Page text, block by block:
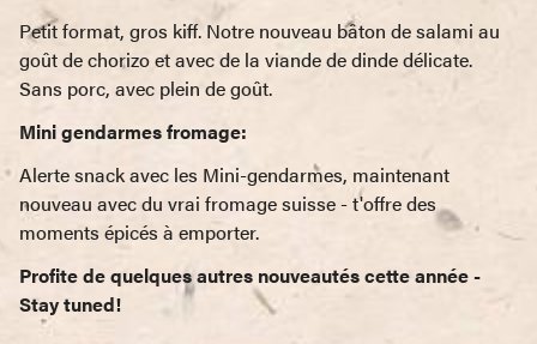
Petit format, gros kiff. Notre nouveau bâton de salami au
goût de chorizo et avec de la viande de dinde délicate.
Sans porc, avec plein de goût.
Mini gendarmes fromage:
Alerte snack avec les Mini-gendarmes, maintenant
nouveau avec du vrai fromage suisse - t'offre des
moments épicés à emporter.
Profite de quelques autres nouveautés cette année -
Stay tuned!